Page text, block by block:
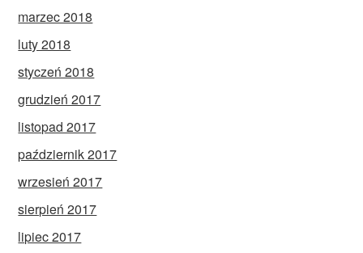
marzec 2018
luty 2018
styczeń 2018
grudzień 2017
listopad 2017
październik 2017
wrzesień 2017
sierpień 2017
lipiec 2017